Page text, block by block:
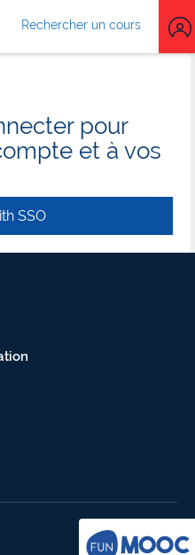
Rechercher un cours
pour
et à vos
SSO